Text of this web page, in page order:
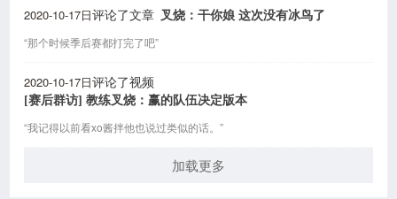
2020-10-17日评论了文章 叉烧：干你娘 这次没有冰鸟了
“那个时候季后赛都打完了吧”
2020-10-17日评论了视频
[赛后群访] 教练叉烧：赢的队伍决定版本
“我记得以前看xo酱拌他也说过类似的话。”
加载更多